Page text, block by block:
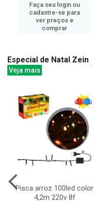
Faça seu login ou
cadastre-se para
ver preços e
comprar
Especial de Natal Zein
Veja mais
Pisca arroz 100led color
4,2m 220v 8f